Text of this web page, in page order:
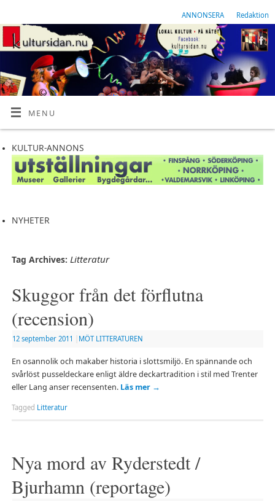
ANNONSERA Redaktion
MENU
KULTUR-ANNONS
NYHETER
Tag Archives: Litteratur
Skuggor från det förflutna
(recension)
12 september 2011 MÖT LITTERATUREN
En osannolik och makaber historia i slottsmiljö. En spännande och
svårlöst pusseldeckare enligt äldre deckartradition i stil med Trenter
eller Lang anser recensenten. Läs mer →
Tagged Litteratur
Nya mord av Ryderstedt /
Bjurhamn (reportage)